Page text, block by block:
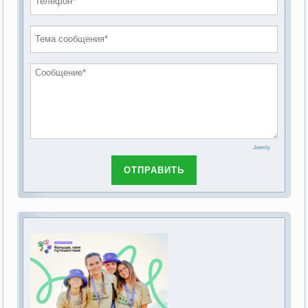
обсуждению Федерального закона Российской
основах социального обслуживания граждан в
2019 год
2018 год
Joomly
ОТПРАВИТЬ